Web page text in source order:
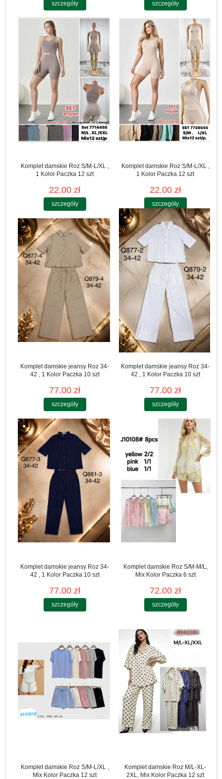
szczegóły szczegóły
Komplet damskie Roz S/M-L/XL ,
1 Kolor Paczka 12 szt
22.00 zł
szczegóły
Komplet damskie Roz S/M-L/XL ,
1 Kolor Paczka 12 szt
22.00 zł
szczegóły
Komplet damskie jeansy Roz 34-
42 , 1 Kolor Paczka 10 szt
77.00 zł
szczegóły
Komplet damskie jeansy Roz 34-
42 , 1 Kolor Paczka 10 szt
77.00 zł
szczegóły
Komplet damskie jeansy Roz 34-
42 , 1 Kolor Paczka 10 szt
77.00 zł
szczegóły
Komplet damskie Roz S/M-M/L,
Mix Kolor Paczka 6 szt
72.00 zł
szczegóły
Komplet damskie Roz S/M-L/XL ,
Mix Kolor Paczka 12 szt
Komplet damskie Roz M/L-XL-
2XL, Mix Kolor Paczka 12 szt